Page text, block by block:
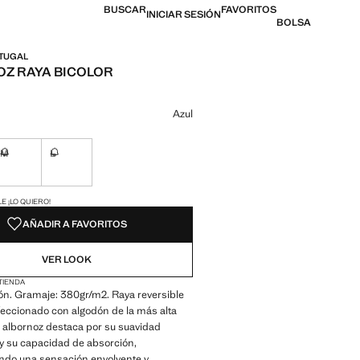
BUSCARINICIAR SESIÓNFAVORITOS
BOLSA
RAYA BICOLOR
€ ]
color
Azul
M L
¡LO QUIERO!
AÑADIR A FAVORITOS
VER LOOK
Gramaje: 380gr/m2. Raya reversible
con algodón de la más alta
destaca por su suavidad
su capacidad de absorción,